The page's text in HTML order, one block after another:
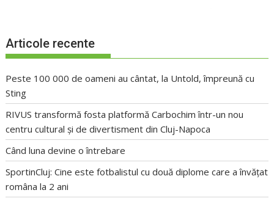
Articole recente
Peste 100 000 de oameni au cântat, la Untold, împreună cu
Sting
RIVUS transformă fosta platformă Carbochim într-un nou
centru cultural și de divertisment din Cluj-Napoca
Când luna devine o întrebare
SportinCluj: Cine este fotbalistul cu două diplome care a învățat
româna la 2 ani